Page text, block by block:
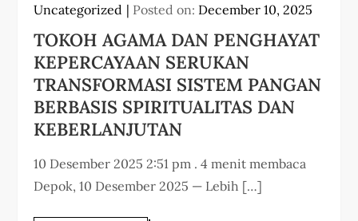
Uncategorized Posted on: December 10, 2025
TOKOH AGAMA DAN PENGHAYAT
KEPERCAYAAN SERUKAN
TRANSFORMASI SISTEM PANGAN
BERBASIS SPIRITUALITAS DAN
KEBERLANJUTAN
10 Desember 2025 2:51 pm . 4 menit membaca
Depok, 10 Desember 2025 — Lebih […]